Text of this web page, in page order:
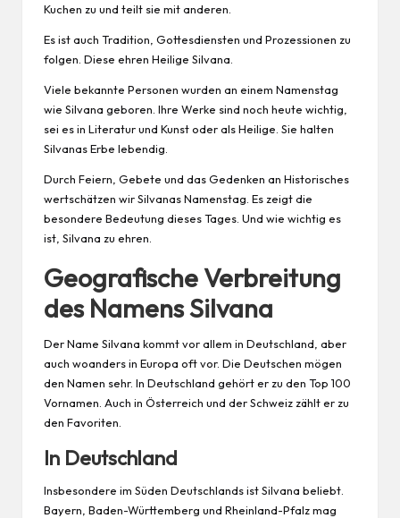
Kuchen zu und teilt sie mit anderen.
Es ist auch Tradition, Gottesdiensten und Prozessionen zu
folgen. Diese ehren Heilige Silvana.
Viele bekannte Personen wurden an einem Namenstag
wie Silvana geboren. Ihre Werke sind noch heute wichtig,
sei es in Literatur und Kunst oder als Heilige. Sie halten
Silvanas Erbe lebendig.
Durch Feiern, Gebete und das Gedenken an Historisches
wertschätzen wir Silvanas Namenstag. Es zeigt die
besondere Bedeutung dieses Tages. Und wie wichtig es
ist, Silvana zu ehren.
Geografische Verbreitung
des Namens Silvana
Der Name Silvana kommt vor allem in Deutschland, aber
auch woanders in Europa oft vor. Die Deutschen mögen
den Namen sehr. In Deutschland gehört er zu den Top 100
Vornamen. Auch in Österreich und der Schweiz zählt er zu
den Favoriten.
In Deutschland
Insbesondere im Süden Deutschlands ist Silvana beliebt.
Bayern, Baden-Württemberg und Rheinland-Pfalz mag